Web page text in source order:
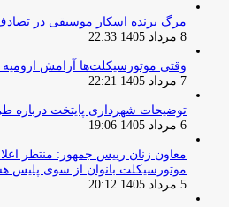
مرگ برنده اسکار موسیقی در
8 مرداد 1405 22:33
وقتی موتورسیکلت‌ها آرامش ارومیه
7 مرداد 1405 22:21
توضیحات شهرداری پایتخت درباره
6 مرداد 1405 19:06
معاون زنان رییس جمهور: منتظر
موتورسیکلت بانوان از سوی پلیس
5 مرداد 1405 20:12